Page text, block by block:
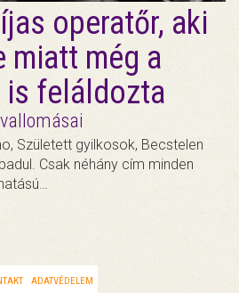
operatőr, aki
miatt még a
is feláldozta
Született gyilkosok, Becstelen
Csak néhány cím minden
ADATVÉDELEM